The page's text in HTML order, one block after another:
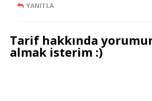
YANITLA
Tarif hakkında
almak isterim :)